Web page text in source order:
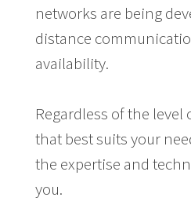
networks are being
distance
availability.
Regardless of the
that best suits your
the expertise and
you.